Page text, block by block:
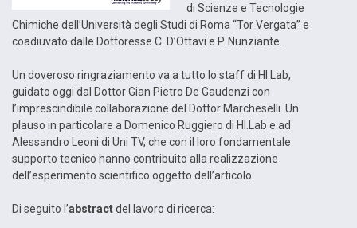
di Scienze e Tecnologie
Chimiche dell’Università degli Studi di Roma “Tor Vergata” e
coadiuvato dalle Dottoresse C. D’Ottavi e P. Nunziante.
Un doveroso ringraziamento va a tutto lo staff di HI.Lab,
guidato oggi dal Dottor Gian Pietro De Gaudenzi con
l’imprescindibile collaborazione del Dottor Marcheselli. Un
plauso in particolare a Domenico Ruggiero di HI.Lab e ad
Alessandro Leoni di Uni TV, che con il loro fondamentale
supporto tecnico hanno contribuito alla realizzazione
dell’esperimento scientifico oggetto dell’articolo.
Di seguito l’abstractdel lavoro di ricerca: